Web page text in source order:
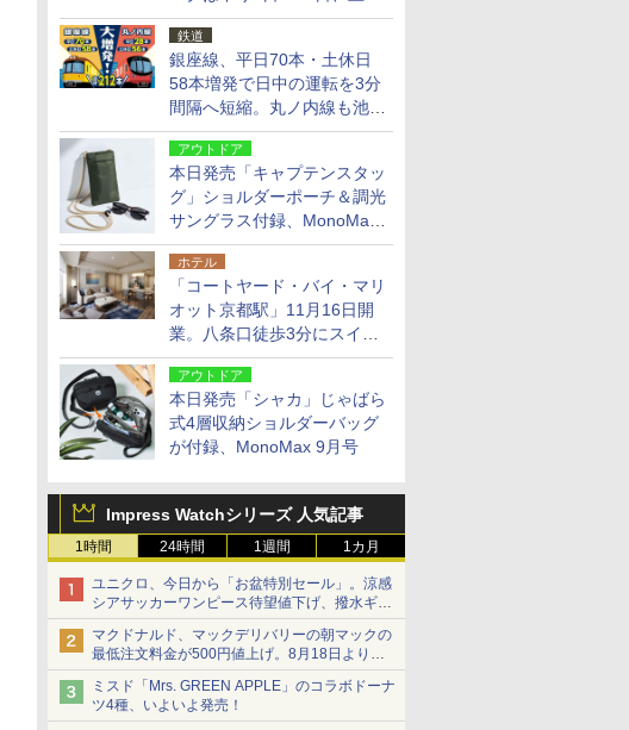
14日・15日
鉄道
銀座線、平日70本・土休日
58本増発で日中の運転を3分
間隔へ短縮。丸ノ内線も池袋
～中野坂上を4分間隔に
アウトドア
本日発売「キャプテンスタッ
グ」ショルダーポーチ＆調光
サングラス付録、MonoMax
9月号増刊
ホテル
「コートヤード・バイ・マリ
オット京都駅」11月16日開
業。八条口徒歩3分にスイー
ト含む全270室、ダイニング
も併設
アウトドア
本日発売「シャカ」じゃばら
式4層収納ショルダーバッグ
が付録、MonoMax 9月号
Impress Watchシリーズ 人気記事
1時間 24時間 1週間 1カ月
ユニクロ、今日から「お盆特別セール」。涼感
シアサッカーワンピース待望値下げ、撥水ギア
ショーツは1990円に
マクドナルド、マックデリバリーの朝マックの
最低注文料金が500円値上げ。8月18日より
1,500円から受付
ミスド「Mrs. GREEN APPLE」のコラボドーナ
ツ4種、いよいよ発売！